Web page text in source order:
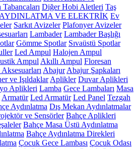
Diğer Hobi Aletleri Taş
AYDINLATMA VE ELEKTRİK Ev
Sarkıt Avizeler Plafonyer Avizeler
Lambader Lambader Başlığı
Gömme Spotlar Sıvaüstü Spotlar
Led Ampul Halojen Ampul
Ampul Akıllı Ampul Floresan
Abajur Abajur Şapkaları
ve Işıldaklar Aplikler Duvar Aplikleri
Aplikleri Lamba Gece Lambaları Masa
Armatür Led Armatür Led Panel Tezgah
Aydınlatma Dış Mekan Aydınlatmalar
ve Sensörler Bahçe Aplikleri
Bahçe Masa Üstü Aydınlatma
Bahçe Aydınlatma Direkleri
Çocuk Gece Lambası Çocuk Odası